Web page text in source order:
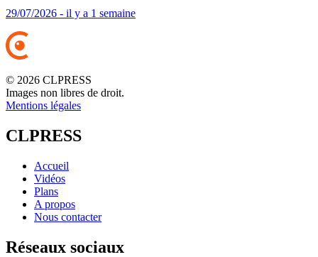
29/07/2026 - il y a 1 semaine
© 2026 CLPRESS
Images non libres de droit.
Mentions légales
CLPRESS
Accueil
Vidéos
Plans
A propos
Nous contacter
Réseaux sociaux